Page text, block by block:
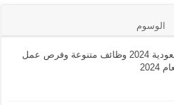
الوسوم
وظائف في السعودية 2024 وظائف متنوعة وفرص عمل